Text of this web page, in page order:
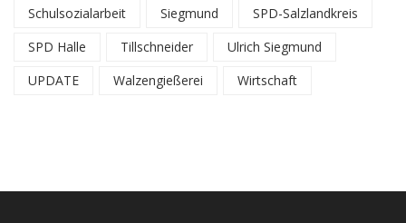
Schulsozialarbeit
Siegmund
SPD-Salzlandkreis
SPD Halle
Tillschneider
Ulrich Siegmund
UPDATE
Walzengießerei Wirtschaft